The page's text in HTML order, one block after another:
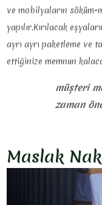
ve mobilyaların
yapılır.Kırılacak
ayrı ayrı paketleme ve
ettiğinize memnun
müşteri
zaman
Maslak